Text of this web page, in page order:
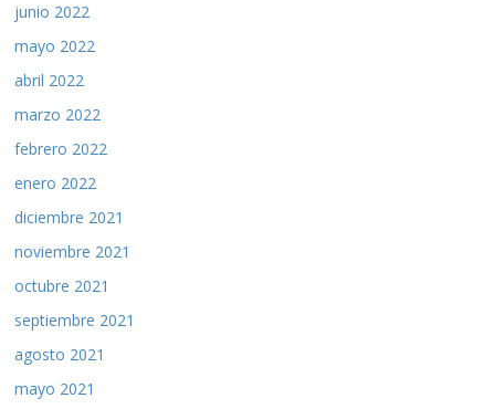
junio 2022
mayo 2022
abril 2022
marzo 2022
febrero 2022
enero 2022
diciembre 2021
noviembre 2021
octubre 2021
septiembre 2021
agosto 2021
mayo 2021